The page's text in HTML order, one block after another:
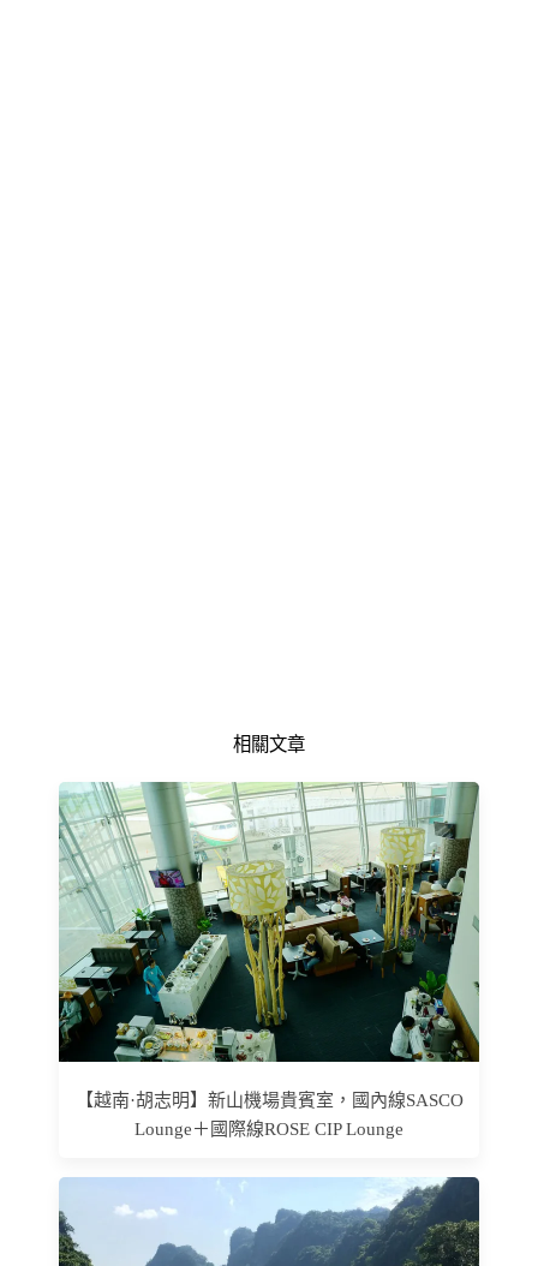
相關文章
【越南·胡志明】新山機場貴賓室，國內線SASCO
Lounge＋國際線ROSE CIP Lounge